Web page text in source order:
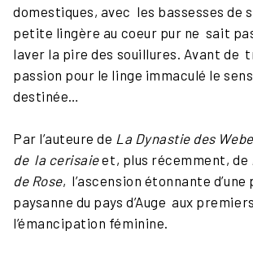
domestiques, avec les bassesses de
petite lingère au coeur pur ne sait
laver la pire des souillures. Avant de
passion pour le linge immaculé le
destinée…
Par l’auteure de La Dynastie des
de la cerisaieet, plus récemment, de
de Rose, l’ascension étonnante
paysanne du pays d’Auge aux
l’émancipation féminine.